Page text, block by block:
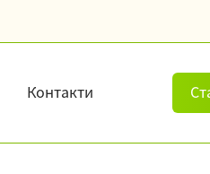
Контакти